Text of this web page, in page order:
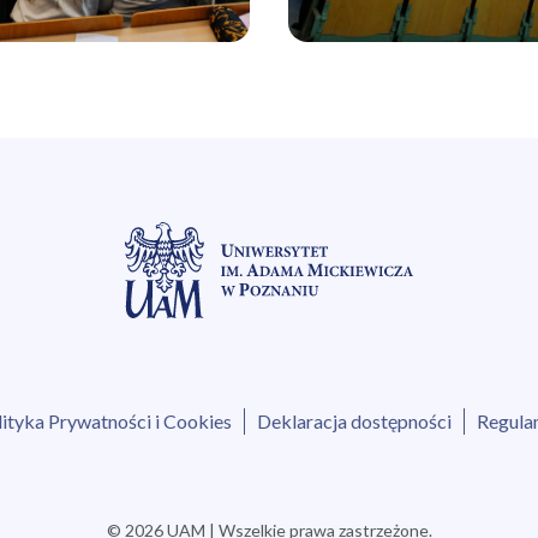
Prywatności i Cookies Deklaracja dostępności
© 2026 UAM | Wszelkie prawa zastrzeżone.